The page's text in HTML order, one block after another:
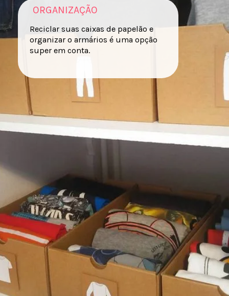
ORGANIZAÇÃO
Reciclar suas caixas de papelão e
organizar o armários é uma opção
super em conta.